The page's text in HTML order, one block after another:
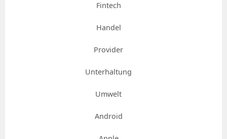
Fintech
Handel
Provider
Unterhaltung
Umwelt
Android